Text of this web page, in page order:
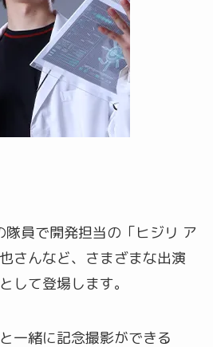
隊員で開発担当の「ヒジリ ア
さんなど、さまざまな出演
して登場します。
一緒に記念撮影ができる